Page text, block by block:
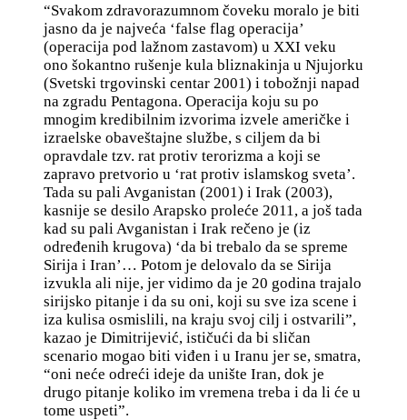
“Svakom zdravorazumnom čoveku moralo je biti
jasno da je najveća ‘false flag operacija’
(operacija pod lažnom zastavom) u XXI veku
ono šokantno rušenje kula bliznakinja u Njujorku
(Svetski trgovinski centar 2001) i tobožnji napad
na zgradu Pentagona. Operacija koju su po
mnogim kredibilnim izvorima izvele američke i
izraelske obaveštajne službe, s ciljem da bi
opravdale tzv. rat protiv terorizma a koji se
zapravo pretvorio u ‘rat protiv islamskog sveta’.
Tada su pali Avganistan (2001) i Irak (2003),
kasnije se desilo Arapsko proleće 2011, a još tada
kad su pali Avganistan i Irak rečeno je (iz
određenih krugova) ‘da bi trebalo da se spreme
Sirija i Iran’… Potom je delovalo da se Sirija
izvukla ali nije, jer vidimo da je 20 godina trajalo
sirijsko pitanje i da su oni, koji su sve iza scene i
iza kulisa osmislili, na kraju svoj cilj i ostvarili”,
kazao je Dimitrijević, ističući da bi sličan
scenario mogao biti viđen i u Iranu jer se, smatra,
“oni neće odreći ideje da unište Iran, dok je
drugo pitanje koliko im vremena treba i da li će u
tome uspeti”.